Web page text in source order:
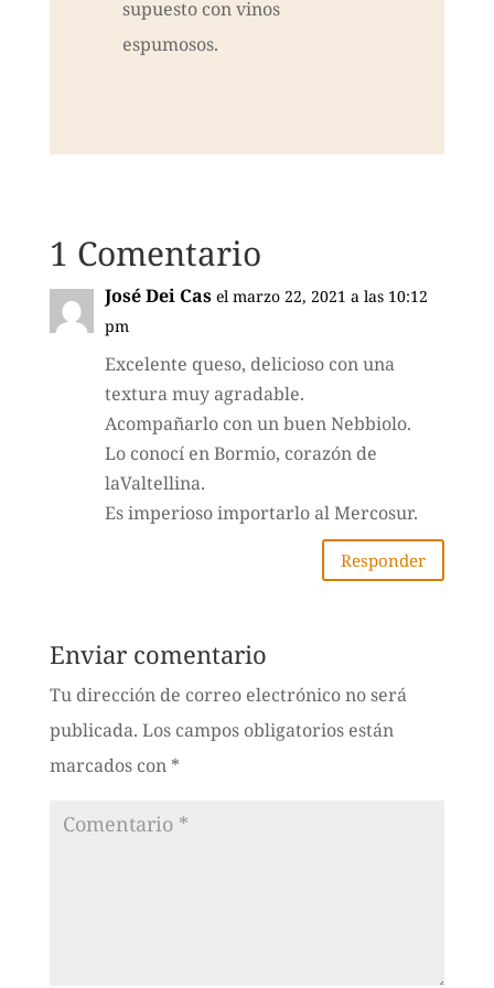
supuesto con vinos
espumosos.
1 Comentario
José Dei Cas el marzo 22, 2021 a las 10:12
pm
Excelente queso, delicioso con una
textura muy agradable.
Acompañarlo con un buen Nebbiolo.
Lo conocí en Bormio, corazón de
laValtellina.
Es imperioso importarlo al Mercosur.
Responder
Enviar comentario
Tu dirección de correo electrónico no será
publicada. Los campos obligatorios están
marcados con *